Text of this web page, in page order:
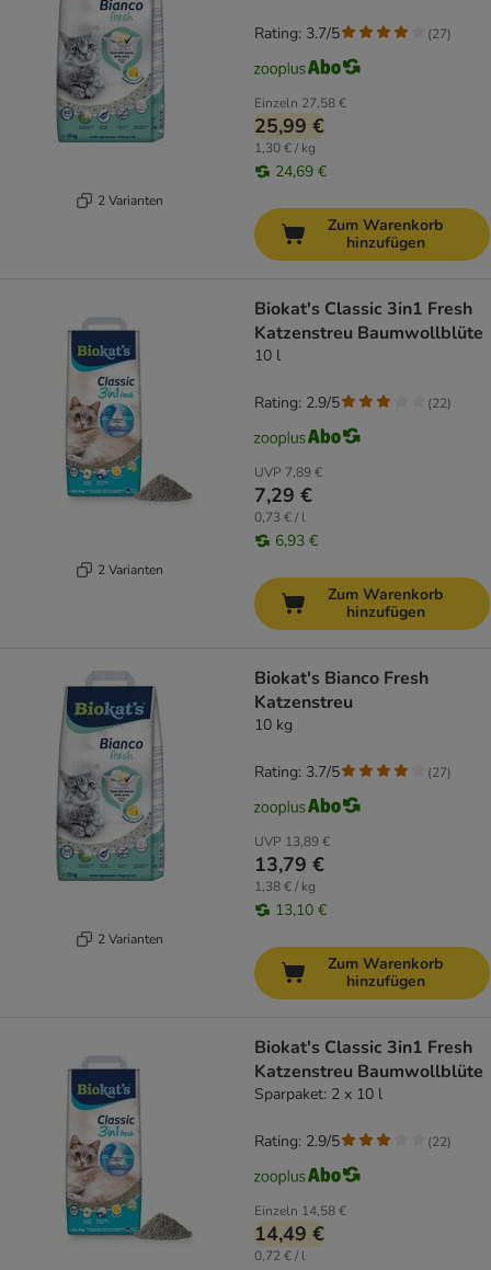
2 Varianten
Einzeln 27,58 €
25,99 €
1,30 € / kg
24,69 €
Rating: 3.7/5 (27)
Zum Warenkorb
hinzufügen
2 Varianten
Biokat's Classic 3in1 Fresh
Katzenstreu Baumwollblüte
10 l
UVP 7,89 €
7,29 €
0,73 € / l
6,93 €
Rating: 2.9/5 (22)
Zum Warenkorb
hinzufügen
2 Varianten
Biokat's Bianco Fresh
Katzenstreu
10 kg
UVP 13,89 €
13,79 €
1,38 € / kg
13,10 €
Rating: 3.7/5 (27)
Zum Warenkorb
hinzufügen
Biokat's Classic 3in1 Fresh
Katzenstreu Baumwollblüte
Sparpaket: 2 x 10 l
Einzeln 14,58 €
14,49 €
0,72 € / l
Rating: 2.9/5 (22)